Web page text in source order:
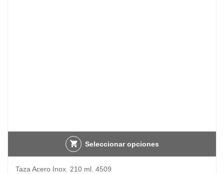
Seleccionar opciones
Taza Acero Inox. 210 ml. 4509